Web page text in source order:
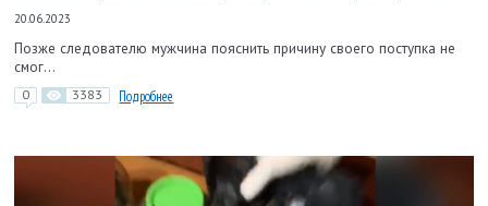
20.06.2023
Позже следователю мужчина пояснить причину своего поступка не
смог...
0 3383 Подробнее